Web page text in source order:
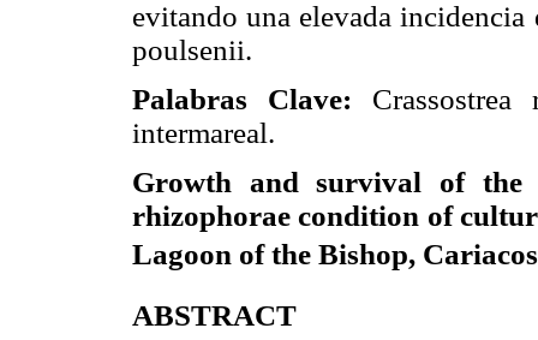
evitando una elevada
poulsenii.
Palabras Clave:
intermareal.
Growth and survival of the
rhizophorae condition of
Lagoon of the Bishop,
ABSTRACT